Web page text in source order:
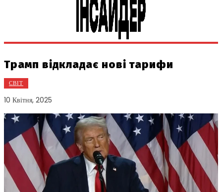
Трамп відкладає нові тарифи
СВІТ
10 Квітня, 2025